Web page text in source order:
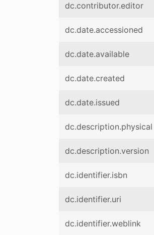
dc.contributor.editor
dc.date.accessioned
dc.date.available
dc.date.created
dc.date.issued
dc.description.physical
dc.description.version
dc.identifier.isbn
dc.identifier.uri
dc.identifier.weblink